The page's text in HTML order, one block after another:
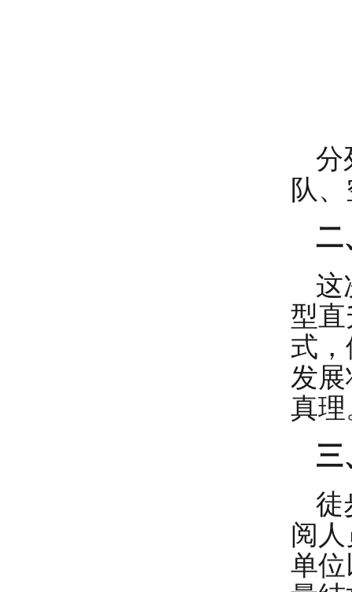
分
队
二
这
型
式
发
真理
三
徒
阅
单